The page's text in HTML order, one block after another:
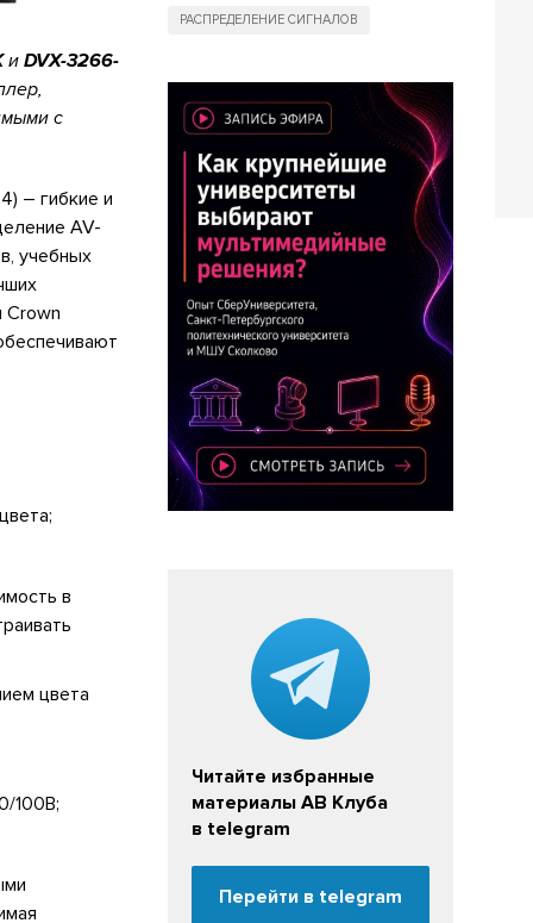
и DVX-3266-
с
– гибкие и
AV-
учебных
Crown
в
цвета
100В;
РАСПРЕДЕЛЕНИЕ СИГНАЛОВ
Читайте избранные
материалы АВ Клуба
в telegram
Перейти в telegram